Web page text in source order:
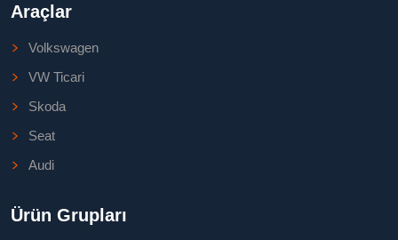
Araçlar
Volkswagen
VW Ticari
Skoda
Seat
Audi
Ürün Grupları